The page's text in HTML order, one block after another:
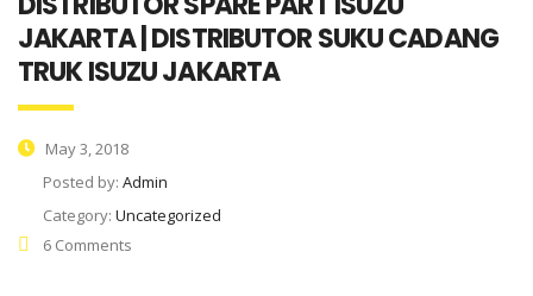
JAKARTA | DISTRIBUTOR SUKU CADANG
TRUK ISUZU JAKARTA
May 3, 2018
Posted by: Admin
Category: Uncategorized
6 Comments